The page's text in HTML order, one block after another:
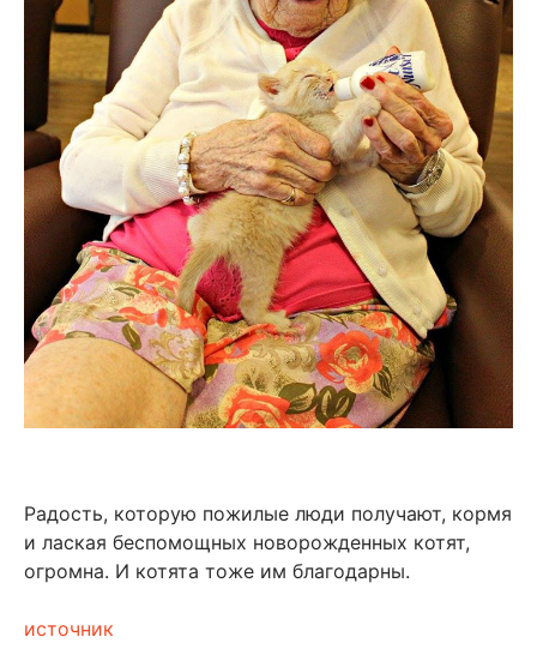
Радость, которую пожилые люди получают, кормя
и лаская беспомощных новорожденных котят,
огромна. И котята тоже им благодарны.
источник